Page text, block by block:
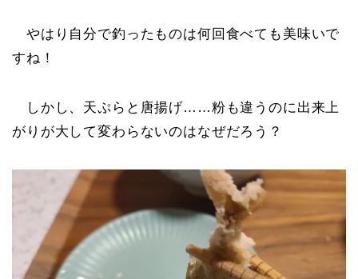
やはり自分で釣ったものは何回食べても美味いで
すね！
しかし、天ぷらと唐揚げ……粉も違うのに出来上
がりが大して変わらないのはなぜだろう？